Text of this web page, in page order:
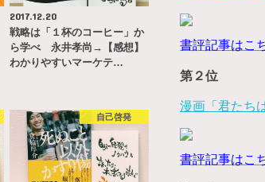
2017.12.20
戦略は「１杯のコーヒー」か
ら学べ 永井孝尚→【感想】
わかりやすいマーケテ…
自己啓発
書評記事はこ
第２位
漫画「君たち
書評記事はこ